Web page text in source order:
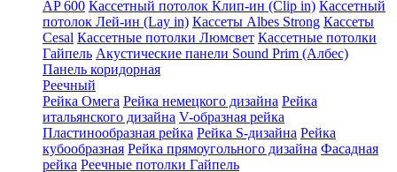
AP 600 Кассетный потолок Клип-ин (Clip in) Кассетный
потолок Лей-ин (Lay in) Кассеты Albes Strong Кассеты
Cesal Кассетные потолки Люмсвет Кассетные потолки
Гайпель Акустические панели Sound Prim (Албес)
Панель коридорная
Реечный
Рейка Омега Рейка немецкого дизайна Рейка
итальянского дизайна V-образная рейка
Пластинообразная рейка Рейка S-дизайна Рейка
кубообразная Рейка прямоугольного дизайна Фасадная
рейка Реечные потолки Гайпель